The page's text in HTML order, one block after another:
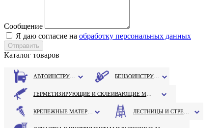
Сообщение
Я даю согласие на обработку персональных данных
Каталог товаров